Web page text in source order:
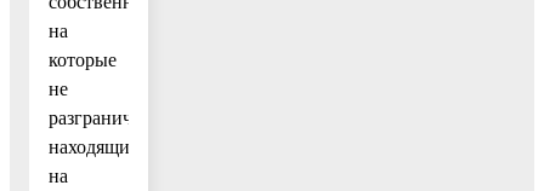
на
которые
не
разграничена,
находящихся
на